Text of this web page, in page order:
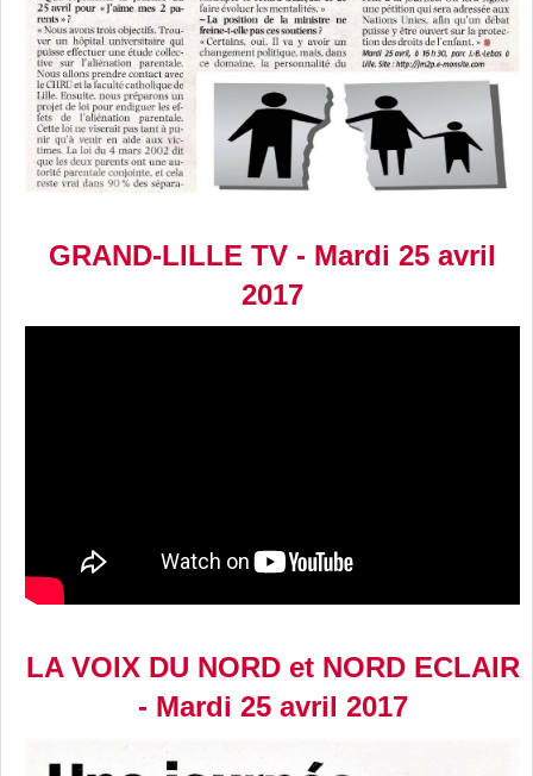
GRAND-LILLE TV - Mardi 25 avril
2017
LA VOIX DU NORD et NORD ECLAIR
- Mardi 25 avril 2017